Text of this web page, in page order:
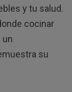
y tu salud.
cocinar
un
su